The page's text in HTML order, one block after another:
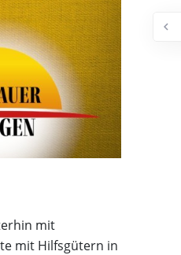
mit
mit Hilfsgütern in
chevron_left